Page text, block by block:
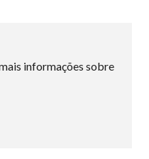
informações sobre